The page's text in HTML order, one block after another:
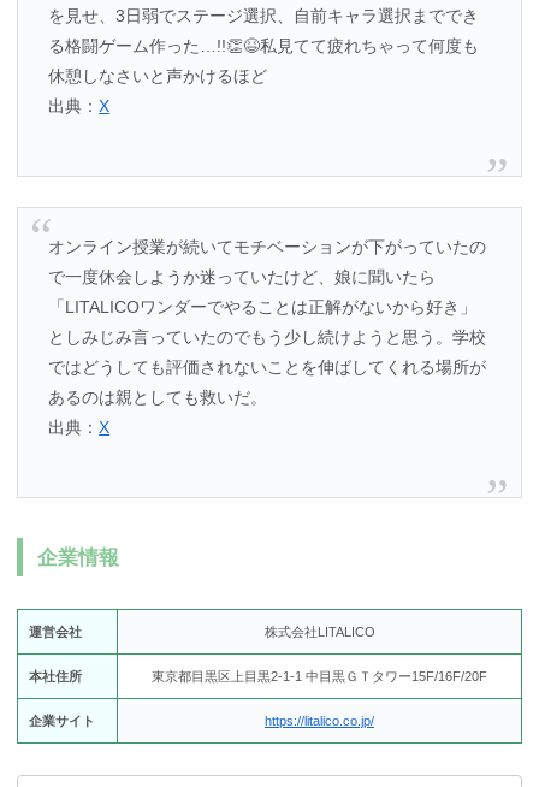
を見せ、3日弱でステージ選択、自前キャラ選択まででき
る格闘ゲーム作った…!!👏😆私見てて疲れちゃって何度も
休憩しなさいと声かけるほど
出典：X
オンライン授業が続いてモチベーションが下がっていたの
で一度休会しようか迷っていたけど、娘に聞いたら
「LITALICOワンダーでやることは正解がないから好き」
としみじみ言っていたのでもう少し続けようと思う。学校
ではどうしても評価されないことを伸ばしてくれる場所が
あるのは親としても救いだ。
出典：X
企業情報
運営会社 株式会社LITALICO
本社住所 東京都目黒区上目黒2-1-1 中目黒ＧＴタワー15F/16F/20F
企業サイト https://litalico.co.jp/